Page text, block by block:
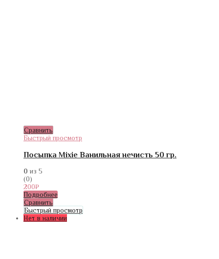
Сравнить
Быстрый просмотр
Посыпка Mixie Ванильная нечисть 50 гр.
0 из 5
(0)
200₽
Подробнее
Сравнить
Быстрый просмотр
Нет в наличии